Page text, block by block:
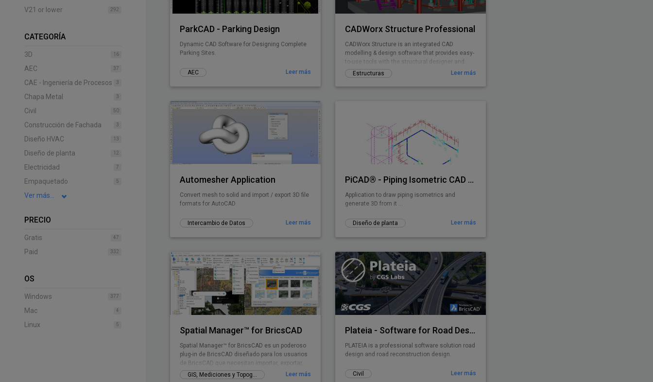
V21 or lower 292
CATEGORÍA
3D 16
AEC 37
CAE - Ingeniería de Procesos 3
Chapa Metal 3
Civil 50
Construcción de Fachada 3
Diseño HVAC 13
Diseño de planta 12
Electricidad 7
Empaquetado 5
Ver más...
PRECIO
Gratis 47
Paid 332
OS
Windows 377
Mac 4
Linux 5
ParkCAD - Parking Design
Dynamic CAD Software for Designing Complete
Parking Sites.
AEC Leer más
CADWorx Structure Professional
CADWorx Structure is an integrated CAD
modelling & design software that provides easy-
to-use tools with the structural designer and
engineer in mind.
Estructuras Leer más
Automesher Application
Convert mesh to solid and import / export 3D file
formats for AutoCAD
Intercambio de Datos Leer más
PiCAD® - Piping Isometric CAD 2D>3D
Application to draw piping isometrics and
generate 3D from it ...
Diseño de planta Leer más
Spatial Manager™ for BricsCAD
Spatial Manager™ for BricsCAD es un poderoso
plug-in de BricsCAD diseñado para los usuarios
de BricsCAD que necesitan importar, exportar,
transformar y administrar datos espaciales de
una manera simple, rápida y económica, que
GIS, Mediciones y Topografía Leer más
Plateia - Software for Road Design
PLATEIA is a professional software solution road
design and road reconstruction design.
Civil Leer más